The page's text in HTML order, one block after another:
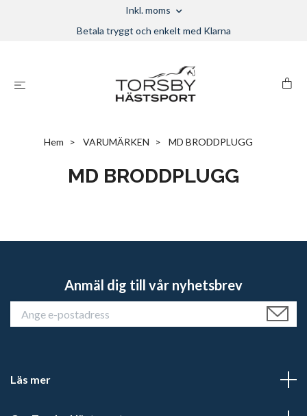
Inkl. moms
Betala tryggt och enkelt med Klarna
Hem VARUMÄRKEN MD BRODDPLUGG
MD BRODDPLUGG
Anmäl dig till vår nyhetsbrev
Läs mer